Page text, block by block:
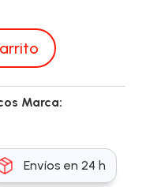
Marca:
Envíos en 24 h